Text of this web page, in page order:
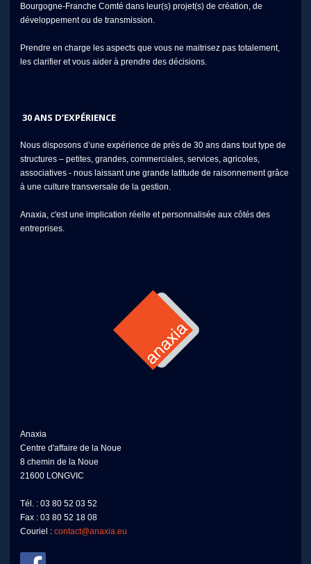
Bourgogne-Franche Comté dans leur(s) projet(s) de création, de
développement ou de transmission.
Prendre en charge les aspects que vous ne maitrisez pas totalement,
les clarifier et vous aider à prendre des décisions.
30 ANS D’EXPÉRIENCE
Nous disposons d’une expérience de près de 30 ans dans tout type de
structures – petites, grandes, commerciales, services, agricoles,
associatives - nous laissant une grande latitude de raisonnement grâce
à une culture transversale de la gestion.
Anaxia, c'est une implication réelle et personnalisée aux côtés des
entreprises.
Anaxia
Centre d'affaire de la Noue
8 chemin de la Noue
21600 LONGVIC
Tél. : 03 80 52 03 52
Fax : 03 80 52 18 08
Couriel : contact@anaxia.eu